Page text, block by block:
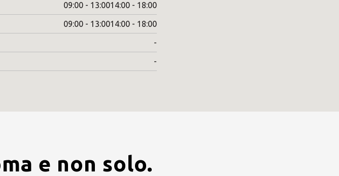
09:00 - 13:0014:00 - 18:00
09:00 - 13:0014:00 - 18:00
-
-
e non solo.